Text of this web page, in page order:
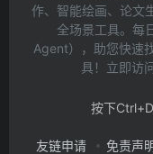
作、智能绘画、论文
全场景工具。每
Agent），助您快速
具！立即访
按下
友链申请 免责声